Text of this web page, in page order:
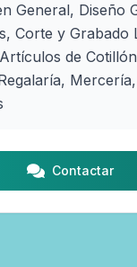
General, Diseño
Corte y Grabado
de
Contactar